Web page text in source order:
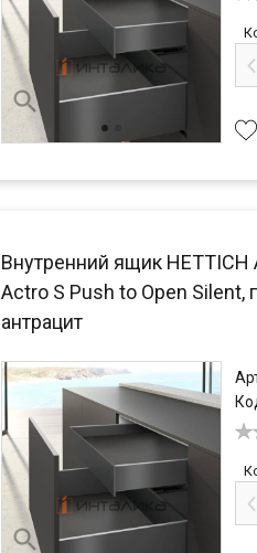
Внутренний ящик
Actro S Push to Open
антрацит